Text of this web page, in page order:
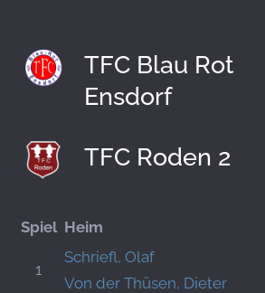
TFC Blau Rot
Ensdorf
TFC Roden 2
Spiel Heim
1
Schriefl, Olaf
Von der Thüsen, Dieter